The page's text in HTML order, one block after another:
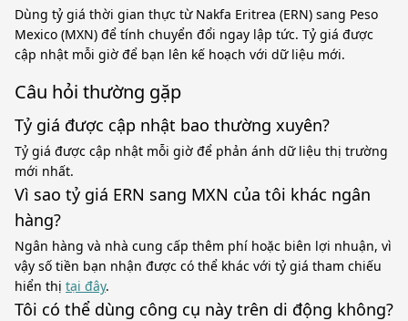
Dùng tỷ giá thời gian thực từ Nakfa Eritrea (ERN) sang Peso
Mexico (MXN) để tính chuyển đổi ngay lập tức. Tỷ giá được
cập nhật mỗi giờ để bạn lên kế hoạch với dữ liệu mới.
Câu hỏi thường gặp
Tỷ giá được cập nhật bao thường xuyên?
Tỷ giá được cập nhật mỗi giờ để phản ánh dữ liệu thị trường
mới nhất.
Vì sao tỷ giá ERN sang MXN của tôi khác ngân
hàng?
Ngân hàng và nhà cung cấp thêm phí hoặc biên lợi nhuận, vì
vậy số tiền bạn nhận được có thể khác với tỷ giá tham chiếu
hiển thị tại đây.
Tôi có thể dùng công cụ này trên di động không?